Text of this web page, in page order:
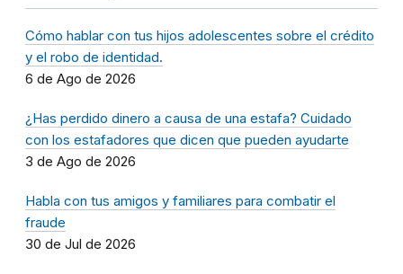
Cómo hablar con tus hijos adolescentes sobre el crédito
y el robo de identidad.
6 de Ago de 2026
¿Has perdido dinero a causa de una estafa? Cuidado
con los estafadores que dicen que pueden ayudarte
3 de Ago de 2026
Habla con tus amigos y familiares para combatir el
fraude
30 de Jul de 2026